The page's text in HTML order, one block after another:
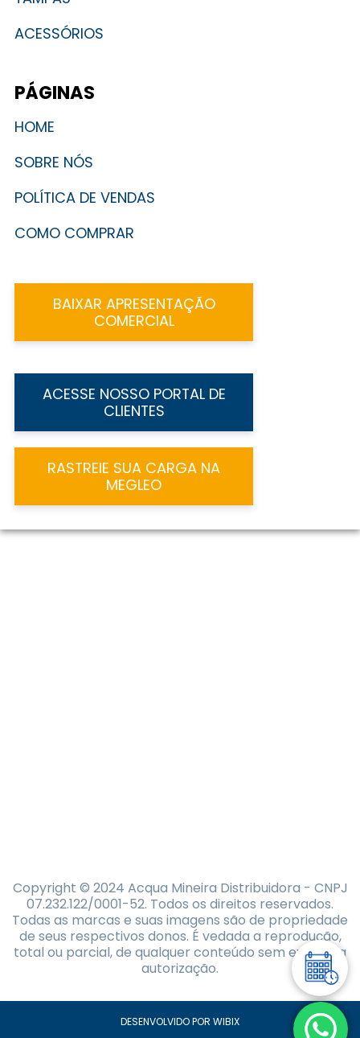
ACESSÓRIOS
PÁGINAS
HOME
SOBRE NÓS
POLÍTICA DE VENDAS
COMO COMPRAR
BAIXAR APRESENTAÇÃO
COMERCIAL
ACESSE NOSSO PORTAL DE
CLIENTES
RASTREIE SUA CARGA NA
MEGLEO
Copyright © 2024 Acqua Mineira Distribuidora - CNPJ
07.232.122/0001-52. Todos os direitos reservados.
Todas as marcas e suas imagens são de propriedade
de seus respectivos donos. É vedada a reprodução,
total ou parcial, de qualquer conteúdo sem expressa
autorização.
DESENVOLVIDO POR WIBIX